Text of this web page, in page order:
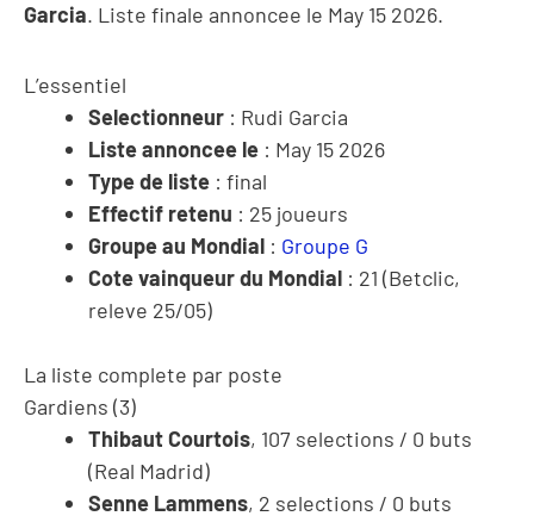
Garcia. Liste finale annoncee le May 15 2026.
L’essentiel
Selectionneur : Rudi Garcia
Liste annoncee le : May 15 2026
Type de liste : final
Effectif retenu : 25 joueurs
Groupe au Mondial : Groupe G
Cote vainqueur du Mondial : 21 (Betclic,
releve 25/05)
La liste complete par poste
Gardiens (3)
Thibaut Courtois, 107 selections / 0 buts
(Real Madrid)
Senne Lammens, 2 selections / 0 buts